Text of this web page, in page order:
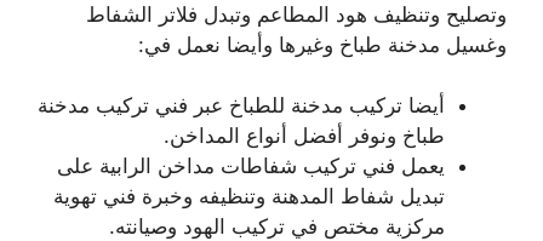
وتصليح وتنظيف هود المطاعم وتبدل فلاتر الشفاط
وغسيل مدخنة طباخ وغيرها وأيضا نعمل في:
أيضا تركيب مدخنة للطباخ عبر فني تركيب مدخنة
طباخ ونوفر أفضل أنواع المداخن.
يعمل فني تركيب شفاطات مداخن الرابية على
تبديل شفاط المدهنة وتنظيفه وخبرة فني تهوية
مركزية مختص في تركيب الهود وصيانته.